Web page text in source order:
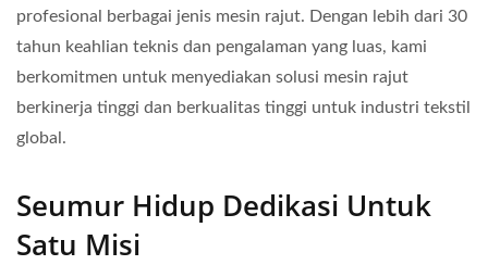
profesional berbagai jenis mesin rajut. Dengan lebih dari 30
tahun keahlian teknis dan pengalaman yang luas, kami
berkomitmen untuk menyediakan solusi mesin rajut
berkinerja tinggi dan berkualitas tinggi untuk industri tekstil
global.
Seumur Hidup Dedikasi Untuk
Satu Misi